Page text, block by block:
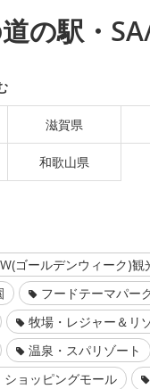
の駅・
滋賀県
和歌山県
ゴールデンウィーク)観
フードテーマパー
牧場・レジャー＆リ
温泉・スパリゾート
ショッピングモール